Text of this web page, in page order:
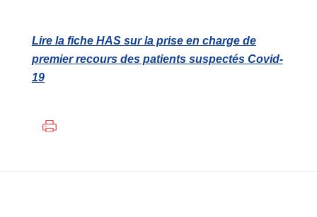
Lire la fiche HAS sur la prise en charge de
premier recours des patients suspectés Covid-
19